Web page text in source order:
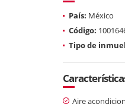
País: México
Código:
Tipo de
Aire